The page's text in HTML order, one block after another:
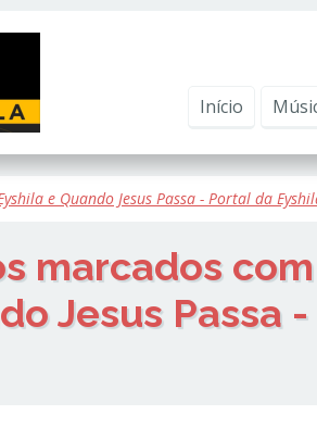
Início
e Quando Jesus Passa - Portal da
marcados com
Jesus Passa
Cookies e Privacidade